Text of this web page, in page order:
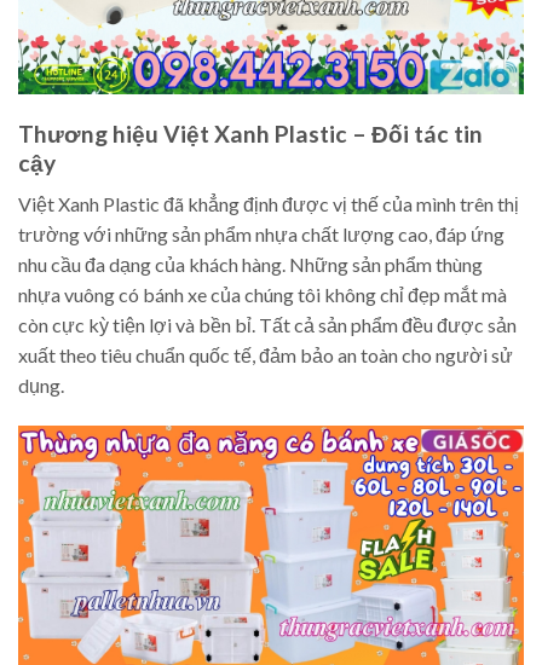
Thương hiệu Việt Xanh Plastic – Đối tác tin
cậy
Việt Xanh Plastic đã khẳng định được vị thế của mình trên thị
trường với những sản phẩm nhựa chất lượng cao, đáp ứng
nhu cầu đa dạng của khách hàng. Những sản phẩm thùng
nhựa vuông có bánh xe của chúng tôi không chỉ đẹp mắt mà
còn cực kỳ tiện lợi và bền bỉ. Tất cả sản phẩm đều được sản
xuất theo tiêu chuẩn quốc tế, đảm bảo an toàn cho người sử
dụng.